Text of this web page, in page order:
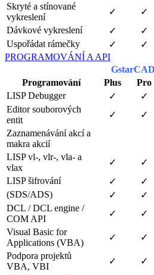
Skryté a stínované
vykreslení
✓ ✓
Dávkové vykreslení
✓ ✓
Uspořádat rámečky
✓ ✓
PROGRAMOVÁNÍ A API
Programování
Plus Pro
LISP Debugger
✓ ✓
Editor souborových
entit
✓ ✓
Zaznamenávání akcí a
makra akcií
LISP vl-, vlr-, vla- a
vlax
✓ ✓
LISP šifrování
✓ ✓
(SDS/ADS)
✓ ✓
DCL / DCL engine /
COM API
✓ ✓
Visual Basic for
Applications (VBA)
✓ ✓
Podpora projektů
VBA, VBI
✓ ✓